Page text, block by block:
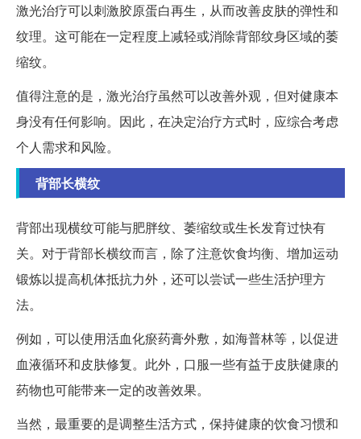
激光治疗可以刺激胶原蛋白再生，从而改善皮肤的弹性和
纹理。这可能在一定程度上减轻或消除背部纹身区域的萎
缩纹。
值得注意的是，激光治疗虽然可以改善外观，但对健康本
身没有任何影响。因此，在决定治疗方式时，应综合考虑
个人需求和风险。
背部长横纹
背部出现横纹可能与肥胖纹、萎缩纹或生长发育过快有
关。对于背部长横纹而言，除了注意饮食均衡、增加运动
锻炼以提高机体抵抗力外，还可以尝试一些生活护理方
法。
例如，可以使用活血化瘀药膏外敷，如海普林等，以促进
血液循环和皮肤修复。此外，口服一些有益于皮肤健康的
药物也可能带来一定的改善效果。
当然，最重要的是调整生活方式，保持健康的饮食习惯和